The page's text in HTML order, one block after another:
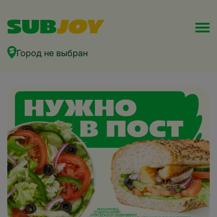
Город не выбран